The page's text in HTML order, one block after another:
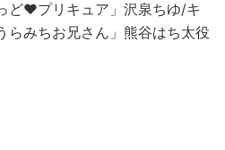
ど♥プリキュア」沢泉ちゆ/キ
らみちお兄さん」熊谷はち太役